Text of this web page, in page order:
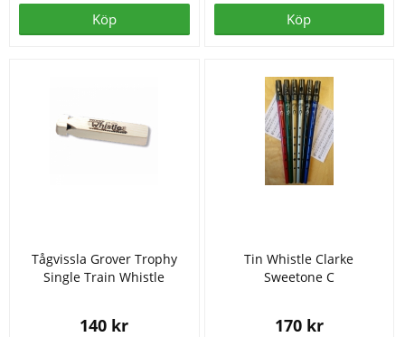
Köp Köp
Tågvissla Grover Trophy
Single Train Whistle
140 kr
Tin Whistle Clarke
Sweetone C
170 kr